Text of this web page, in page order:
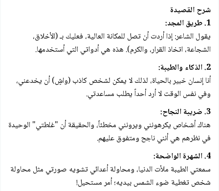
شرح القصيدة
1. طريق المجد:
يقول الشاعر: إذا أردت أن تصل للمكانة العالية، فعليك بـ (الأخلاق،
الشجاعة، اتخاذ القرار، والكرم). هذه هي أدواتي التي أستخدمها.
2. الذكاء والطيبة:
أنا إنسان خبير بالحياة، لذلك لا يمكن لشخص كاذب (واشٍ) أن يخدعني،
وفي نفس الوقت لا أرد أحداً يطلب مساعدتي.
3. ضريبة النجاح:
هناك أشخاص يكرهونني ويرونني مخطئاً، والحقيقة أن "غلطتي" الوحيدة
في نظرهم هي أنني ناجح ومتفوق عليهم.
4. الشهرة الواضحة:
سمعتي الطيبة ملأت الدنيا، ومحاولة أعدائي تشويه صورتي مثل محاولة
شخص تغطية ضوء الشمس بيديه؛ أمر مستحيل!